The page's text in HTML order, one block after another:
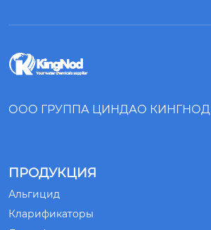
ООО ГРУППА ЦИНДАО КИНГНОД
ПРОДУКЦИЯ
Альгицид
Кларификаторы